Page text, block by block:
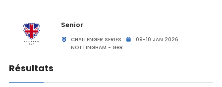
Senior
CHALLENGER SERIES
09-10 JAN 2026
NOTTINGHAM - GBR
Résultats